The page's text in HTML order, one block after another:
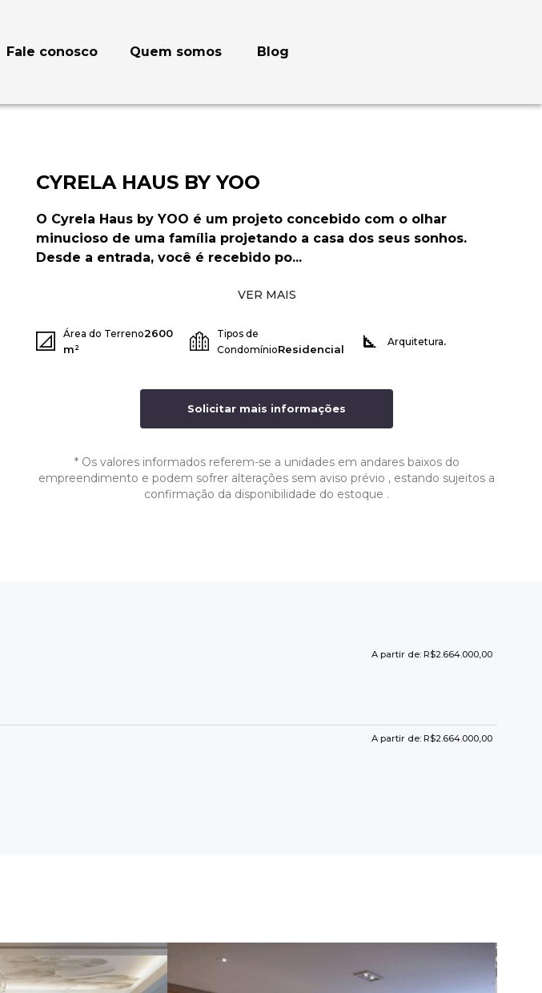
Fale conosco Quem somos Blog
CYRELA HAUS BY YOO
O Cyrela Haus by YOO é um projeto concebido com o olhar
minucioso de uma família projetando a casa dos seus sonhos.
Desde a entrada, você é recebido po...
VER MAIS
Área do Terreno2600
m²
Tipos de
CondomínioResidencial
Arquitetura.
Solicitar mais informações
* Os valores informados referem-se a unidades em andares baixos do
empreendimento e podem sofrer alterações sem aviso prévio , estando sujeitos a
confirmação da disponibilidade do estoque .
A partir de: R$2.664.000,00
A partir de: R$2.664.000,00